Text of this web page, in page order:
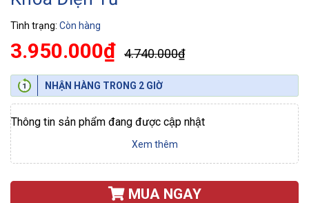
Tình trạng: Còn hàng
3.950.000₫ 4.740.000₫
NHẬN HÀNG TRONG 2 GIỜ
Thông tin sản phẩm đang được cập nhật
Xem thêm
MUA NGAY